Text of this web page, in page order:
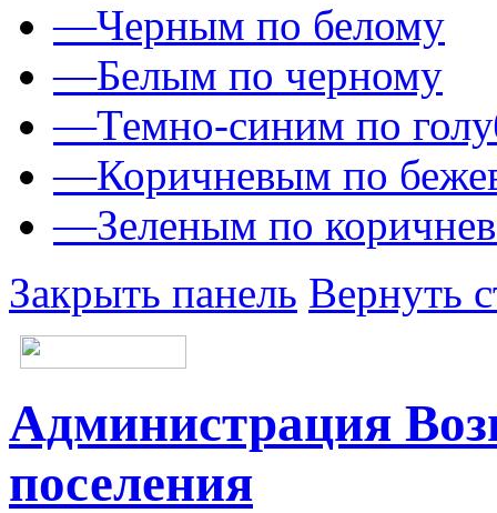
—Черным по белому
—Белым по черному
—Темно-синим по
—Коричневым по
—Зеленым по
Закрыть панель Вернуть
Администрация
поселения